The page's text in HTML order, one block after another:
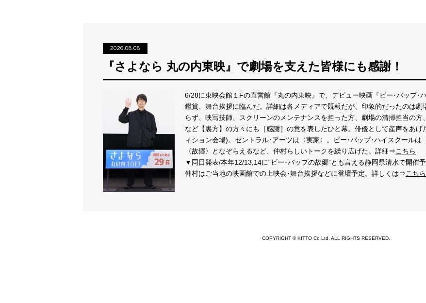
2026.08.08
『さよなら 丸の内東映』で劇場を支えた皆様にも感謝！
6/28に東映会館１Fの直営館『丸の内東映』で、デビュー映画『ビー･バップ･
鑑賞、舞台挨拶に臨んだ。詳細は各メディアで既報だが、印象的だったのは
らず、映写技師、スクリーンのメンテナンスを担った方、劇場の清掃担当の
など【裏方】の方々にも［感謝］の意を表したひと幕。俳優として産声をあ
ィション会場)。セントラル･アーツは〈実家〉。ビー･バップ･ハイスクール
〈故郷〉となぞらえるなど、仲村らしいトークを繰り広げた。詳細⇒こちら
▼同日発表/本年12/13,14に“ビー･バップの故郷”とも言える静岡県清水で開催
仲村はご当地の映画館での上映会･舞台挨拶などに登壇予定。詳しくは⇒こちら
COPYRIGHT © KITTO Co Ltd, ALL RIGHTS RESERVED.